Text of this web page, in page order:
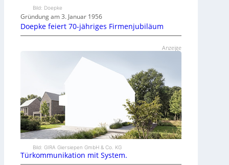
Bild: Doepke
Gründung am 3. Januar 1956
Doepke feiert 70-jähriges Firmenjubiläum
Anzeige
Bild: GIRA Giersiepen GmbH & Co. KG
Türkommunikation mit System.